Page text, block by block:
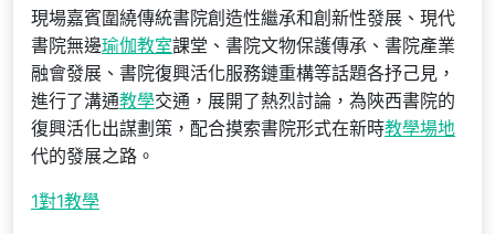
現場嘉賓圍繞傳統書院創造性繼承和創新性發展、現代
書院無邊瑜伽教室課堂、書院文物保護傳承、書院產業
融會發展、書院復興活化服務鏈重構等話題各抒己見，
進行了溝通教學交通，展開了熱烈討論，為陜西書院的
復興活化出謀劃策，配合摸索書院形式在新時教學場地
代的發展之路。
1對1教學